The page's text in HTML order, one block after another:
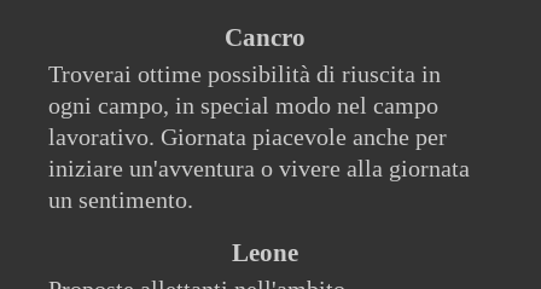
Cancro
Troverai ottime possibilità di riuscita in
ogni campo, in special modo nel campo
lavorativo. Giornata piacevole anche per
iniziare un'avventura o vivere alla giornata
un sentimento.
Leone